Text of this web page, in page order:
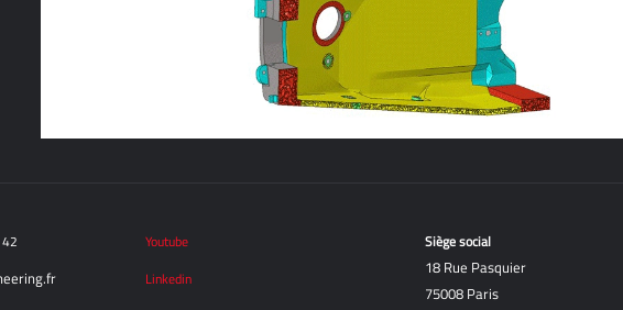
Youtube
Linkedin
Siège social
18 Rue Pasquier
75008 Paris